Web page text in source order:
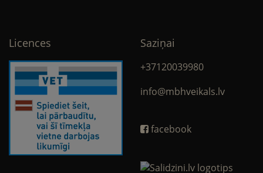
Licences Saziņai
+37120039980
info@mbhveikals.lv
facebook